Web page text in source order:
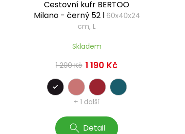
Cestovní kufr BERTOO
Milano - černý 52 l 60x40x24
cm, L
Skladem
1 290 Kč 1 190 Kč
Detail
+ 1 další